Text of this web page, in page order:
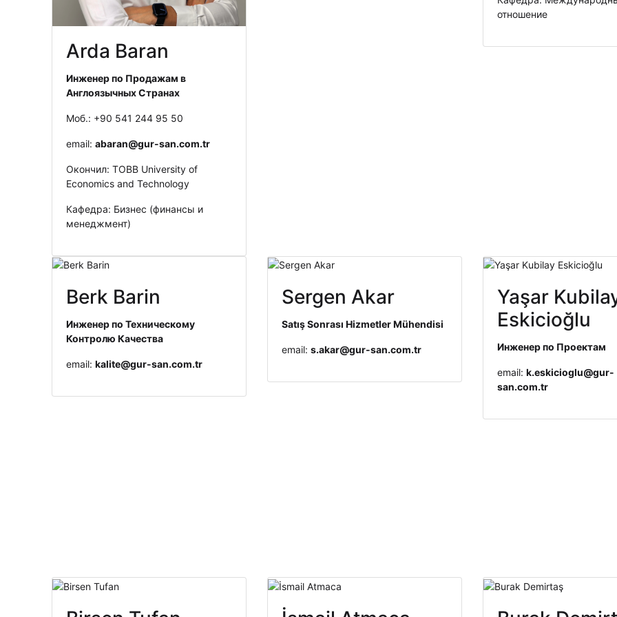
Arda Baran
Инженер по Продажам в
Англоязычных Странах
Моб.: +90 541 244 95 50
email: abaran@gur-san.com.tr
Окончил: TOBB University of
Economics and Technology
Кафедра: Бизнес (финансы и
менеджмент)
отношение
Berk Barin
Инженер по Техническому
Контролю Качества
email: kalite@gur-san.com.tr
Sergen Akar
Satış Sonrası Hizmetler Mühendisi
email: s.akar@gur-san.com.tr
Yaşar
Eskicioğlu
Инженер по Проектам
email: k.eskicioglu@gur-
san.com.tr